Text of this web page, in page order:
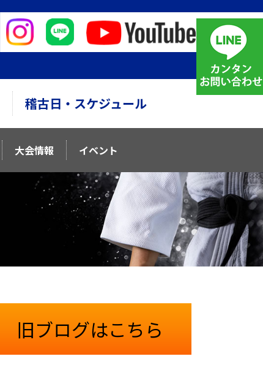
稽古日・スケジュール
大会情報 イベント
旧ブログはこちら